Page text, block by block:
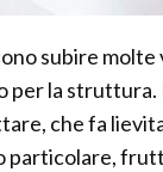
subire
per la
che fa
particolare,